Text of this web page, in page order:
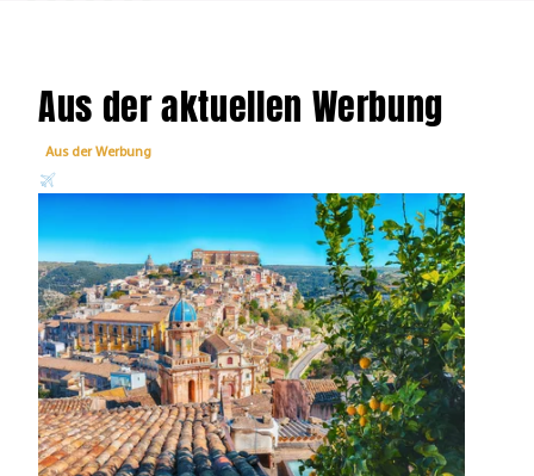
Aus der aktuellen Werbung
Aus der Werbung